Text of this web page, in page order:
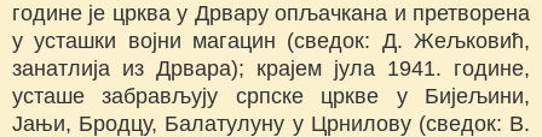
године је црква у Дрвару опљачкана и претворена
у усташки војни магацин (сведок: Д. Жељковић,
занатлија из Дрвара); крајем јула 1941. године,
усташе забрављују српске цркве у Бијељини,
Јањи, Бродцу, Балатулуну у Црнилову (сведок: В.